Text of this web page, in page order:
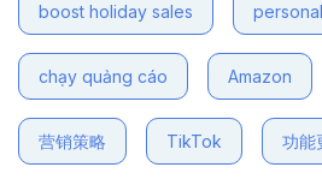
boost holiday sales
chạy quảng cáo Amazon
营销策略 TikTok 功能